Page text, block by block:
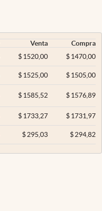
Venta
Compra
$ 1520,00 $1470,00
$ 1525,00 $1505,00
$ 1585,52 $1576,89
$ 1733,27 $1731,97
$ 295,03 $294,82